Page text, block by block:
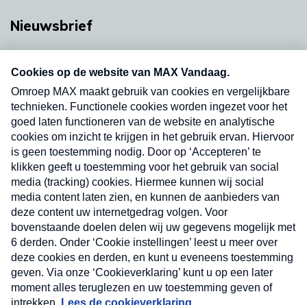
Nieuwsbrief
Neem hier een gratis abonnement op onze
nieuwsbrief. Elke vrijdag- en dinsdagochtend in
uw mailbox.
Verzend
Nieuwsbrief
Neem hier een gratis abonnement op onze
nieuwsbrief. Elke vrijdag- en dinsdagochtend in uw